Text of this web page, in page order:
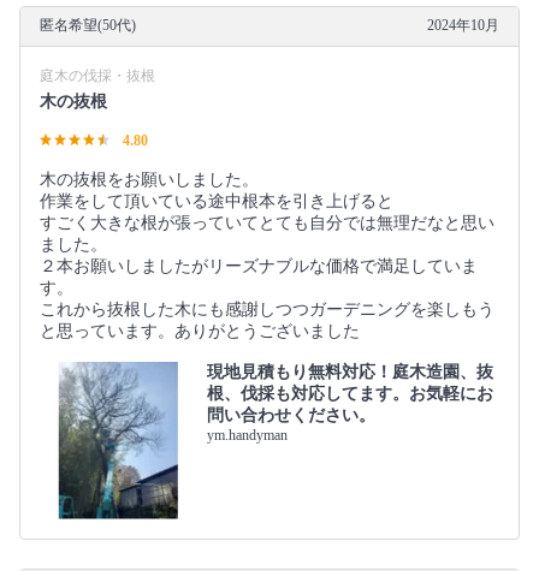
匿名希望(50代) 2024年10月
庭木の伐採・抜根
木の抜根
4.80
木の抜根をお願いしました。
作業をして頂いている途中根本を引き上げると
すごく大きな根が張っていてとても自分では無理だなと思い
ました。
２本お願いしましたがリーズナブルな価格で満足していま
す。
これから抜根した木にも感謝しつつガーデニングを楽しもう
と思っています。ありがとうございました
現地見積もり無料対応！庭木造園、抜
根、伐採も対応してます。お気軽にお
問い合わせください。
ym.handyman